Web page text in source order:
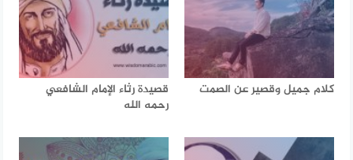
كلام جميل وقصير عن الصمت
قصيدة رثاء الإمام الشافعي
رحمه الله